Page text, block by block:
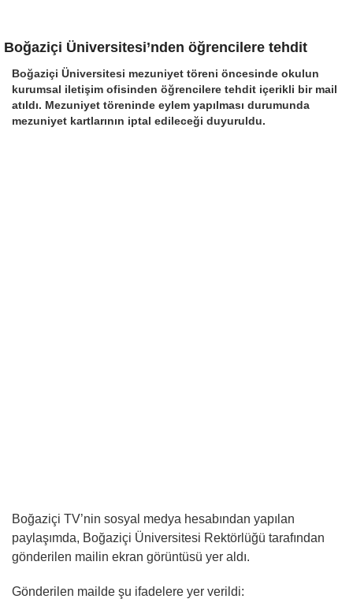
Boğaziçi Üniversitesi’nden öğrencilere tehdit
Boğaziçi Üniversitesi mezuniyet töreni öncesinde okulun
kurumsal iletişim ofisinden öğrencilere tehdit içerikli bir mail
atıldı. Mezuniyet töreninde eylem yapılması durumunda
mezuniyet kartlarının iptal edileceği duyuruldu.
Boğaziçi TV’nin sosyal medya hesabından yapılan
paylaşımda, Boğaziçi Üniversitesi Rektörlüğü tarafından
gönderilen mailin ekran görüntüsü yer aldı.
Gönderilen mailde şu ifadelere yer verildi: